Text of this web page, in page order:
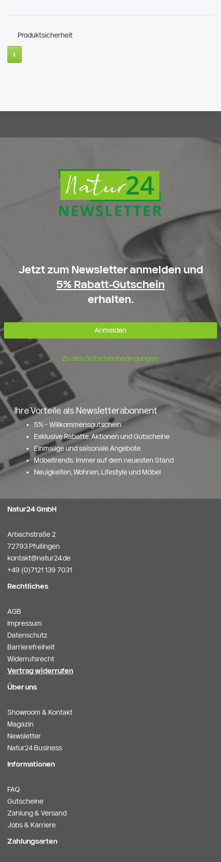
Produktsicherheit
Jetzt zum Newsletter anmelden und
5% Rabatt-Gutschein
erhalten.
Anmelden
Zu den Gutscheinbedingungen.
Ihre Vorteile als Newsletterabonnent
5% - Willkommensgutschein
Exklusive Rabatte, Aktionen und Gutscheine
Einmalige und saisonale Angebote
Möbeltrends: Immer auf dem neuesten Stand
Neuigkeiten, Wohnen, Lifestyle und Möbel
Natur24 GmbH
Arbachstraße 2
72793 Pfullingen
kontakt@natur24.de
+49 (0)7121 139 7031
Rechtliches
AGB
Impressum
Datenschutz
Barrierefreiheit
Widerrufsrecht
Vertrag widerrufen
Über uns
Showroom & Kontakt
Magazin
Newsletter
Natur24 Business
Informationen
FAQ
Gutscheine
Zahlung & Versand
Jobs & Karriere
Zahlungsarten